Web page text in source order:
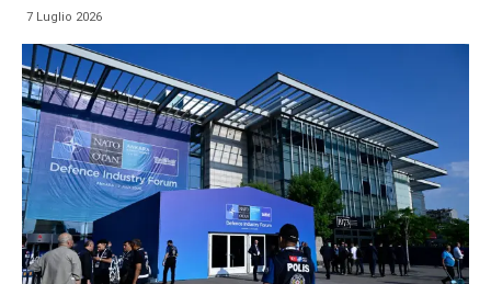
7 Luglio 2026